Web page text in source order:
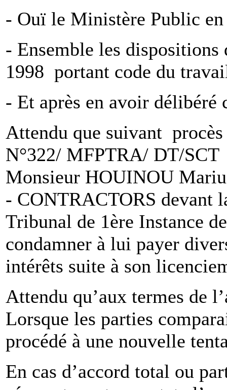
- Ouï le Ministère Public
- Ensemble les
1998 portant code du
- Et après en avoir
Attendu que suivant
N°322/ MFPTRA/ DT/
Monsieur HOUINOU
- CONTRACTORS devant
Tribunal de 1ère Instance
condamner à lui payer
intérêts suite à son
Attendu qu’aux termes de
Lorsque les parties
procédé à une nouvelle
En cas d’accord total ou